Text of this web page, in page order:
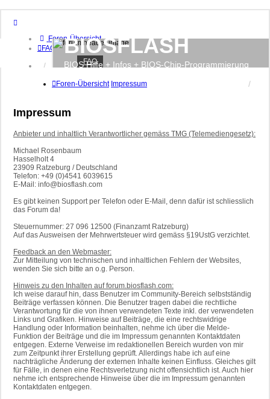
Foren-Übersicht
FAQ
Anmelden
BIOSFLASH
BIOS Hilfe + Infos + BIOS-Chip-Programmierung
FAQ
Foren-Übersicht Impressum
Impressum
Anbieter und inhaltlich Verantwortlicher gemäss TMG (Telemediengesetz):
Michael Rosenbaum
Hasselholt 4
23909 Ratzeburg / Deutschland
Telefon: +49 (0)4541 6039615
E-Mail: info@biosflash.com
Es gibt keinen Support per Telefon oder E-Mail, denn dafür ist schliesslich
das Forum da!
Steuernummer: 27 096 12500 (Finanzamt Ratzeburg)
Auf das Ausweisen der Mehrwertsteuer wird gemäss §19UstG verzichtet.
Feedback an den Webmaster:
Zur Mitteilung von technischen und inhaltlichen Fehlern der Websites,
wenden Sie sich bitte an o.g. Person.
Hinweis zu den Inhalten auf forum.biosflash.com:
Ich weise darauf hin, dass Benutzer im Community-Bereich selbstständig
Beiträge verfassen können. Die Benutzer tragen dabei die rechtliche
Verantwortung für die von ihnen verwendeten Texte inkl. der verwendeten
Links und Grafiken. Hinweise auf Beiträge, die eine rechtswidrige
Handlung oder Information beinhalten, nehme ich über die Melde-
Funktion der Beiträge und die im Impressum genannten Kontaktdaten
entgegen. Externe Verweise im redaktionellen Bereich wurden von mir
zum Zeitpunkt ihrer Erstellung geprüft. Allerdings habe ich auf eine
nachträgliche Änderung der externen Inhalte keinen Einfluss. Gleiches gilt
für Fälle, in denen eine Rechtsverletzung nicht offensichtlich ist. Auch hier
nehme ich entsprechende Hinweise über die im Impressum genannten
Kontaktdaten entgegen.